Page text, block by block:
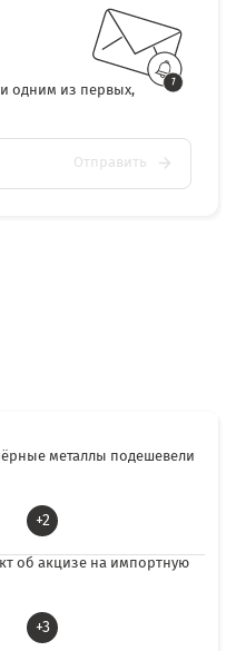
одним из первых,
Отправить
металлы подешевели
+2
об акцизе на импортную
+3